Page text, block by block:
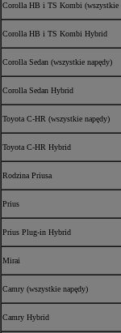
Corolla HB i TS Kombi (wszystkie
Corolla HB i TS Kombi Hybrid
Corolla Sedan (wszystkie napędy)
Corolla Sedan Hybrid
Toyota C-HR (wszystkie napędy)
Toyota C-HR Hybrid
Rodzina Priusa
Prius
Prius Plug-in Hybrid
Mirai
Camry (wszystkie napędy)
Camry Hybrid